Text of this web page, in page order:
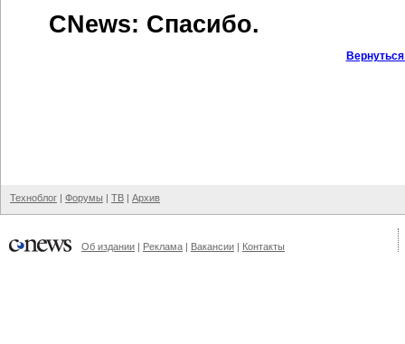
CNews: Спасибо.
Техноблог | Форумы | ТВ | Архив
Об издании | Реклама | Вакансии | Контакты